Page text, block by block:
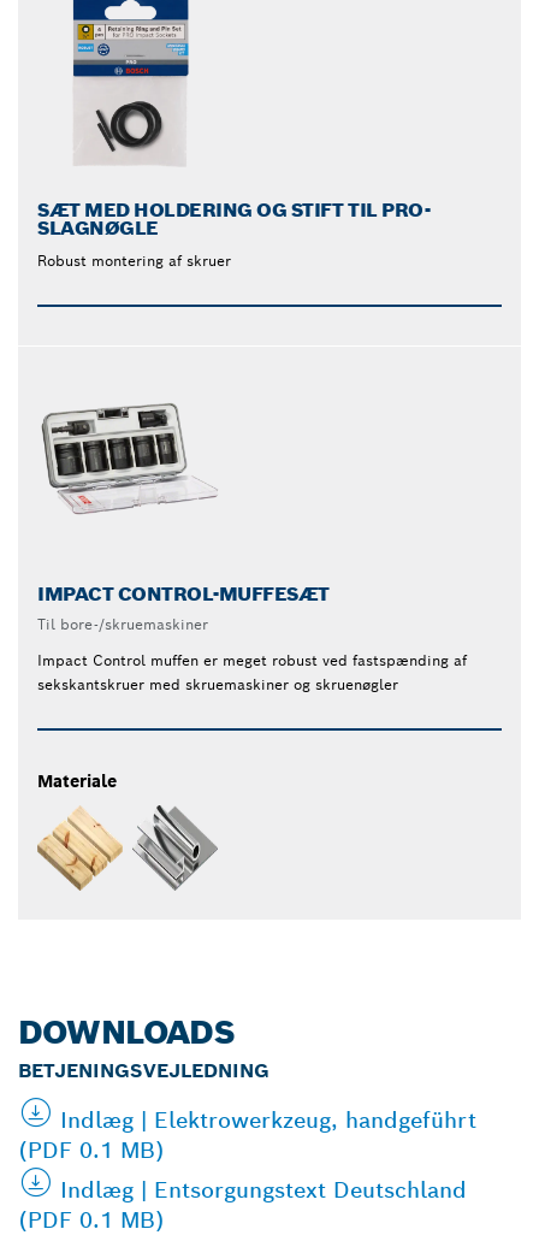
SÆT MED HOLDERING OG STIFT TIL PRO-
SLAGNØGLE
Robust montering af skruer
IMPACT CONTROL-MUFFESÆT
Til bore-/skruemaskiner
Impact Control muffen er meget robust ved fastspænding af
sekskantskruer med skruemaskiner og skruenøgler
Materiale
DOWNLOADS
BETJENINGSVEJLEDNING
Indlæg | Elektrowerkzeug, handgeführt
(PDF 0.1 MB)
Indlæg | Entsorgungstext Deutschland
(PDF 0.1 MB)